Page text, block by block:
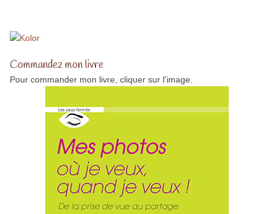
Commandez mon livre
Pour commander mon livre, cliquer sur l'image.